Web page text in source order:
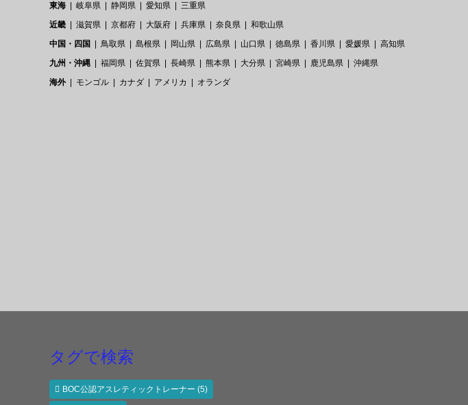
東海
岐阜県 静岡県 愛知県
三重県
近畿
滋賀県 京都府 大阪府 兵庫県 奈良県
和歌山県
中国・四国
鳥取県 島根県 岡山県 広島県 山口県 徳島県 香川県 愛媛県
高知県
九州・沖縄
福岡県 佐賀県 長崎県 熊本県 大分県 宮崎県 鹿児島県
沖縄県
海外
モンゴル カナダ アメリカ オランダ
タグで検索
BOC公認アスレティックトレーナー (5)